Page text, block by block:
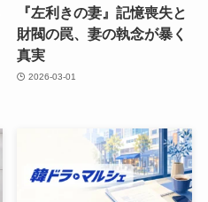
『左利きの妻』記憶喪失と
財閥の罠、妻の執念が暴く
真実
2026-03-01